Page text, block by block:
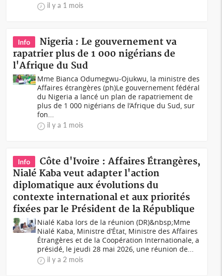
il y a 1 mois
Info
Nigeria : Le gouvernement va
rapatrier plus de 1 000 nigérians de
l'Afrique du Sud
Mme Bianca Odumegwu-Ojukwu, la ministre des
Affaires étrangères (ph)Le gouvernement fédéral
du Nigeria a lancé un plan de rapatriement de
plus de 1 000 nigérians de l’Afrique du Sud, sur
fon...
il y a 1 mois
Info
Côte d'Ivoire : Affaires Étrangères,
Nialé Kaba veut adapter l'action
diplomatique aux évolutions du
contexte international et aux priorités
fixées par le Président de la République
Nialé Kaba lors de la réunion (DR)&nbsp;Mme
Nialé Kaba, Ministre d’État, Ministre des Affaires
Étrangères et de la Coopération Internationale, a
présidé, le jeudi 28 mai 2026, une réunion de...
il y a 2 mois